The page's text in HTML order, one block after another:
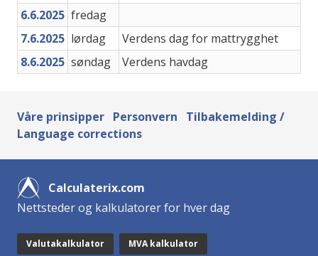
6.6.2025 fredag
7.6.2025 lørdag
Verdens dag for mattrygghet
8.6.2025 søndag Verdens havdag
Våre prinsipper Personvern
Tilbakemelding /
Language corrections
Calculaterix.com
Nettsteder og kalkulatorer for hver dag
Valutakalkulator MVA kalkulator